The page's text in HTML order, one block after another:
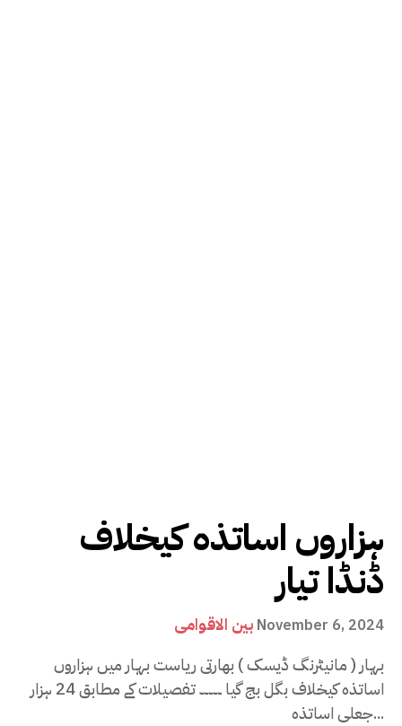
ہزاروں اساتذہ کیخلاف
ڈنڈا تیار
بین الاقوامی November 6, 2024
بہار ( مانیٹرنگ ڈیسک ) بھارتی ریاست بہار میں ہزاروں
اساتذہ کیخلاف بگل بج گیا ۔۔۔۔۔ تفصیلات کے مطابق 24 ہزار
جعلی اساتذہ...